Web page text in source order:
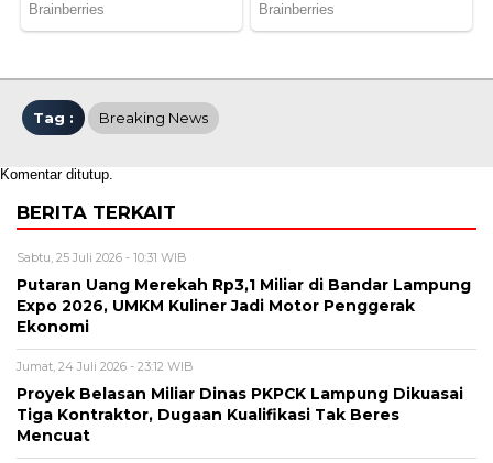
Tag : Breaking News
Komentar ditutup.
BERITA TERKAIT
Sabtu, 25 Juli 2026 - 10:31 WIB
Putaran Uang Merekah Rp3,1 Miliar di Bandar Lampung
Expo 2026, UMKM Kuliner Jadi Motor Penggerak
Ekonomi
Jumat, 24 Juli 2026 - 23:12 WIB
Proyek Belasan Miliar Dinas PKPCK Lampung Dikuasai
Tiga Kontraktor, Dugaan Kualifikasi Tak Beres
Mencuat